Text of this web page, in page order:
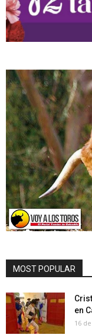
MOST POPULAR
en
16